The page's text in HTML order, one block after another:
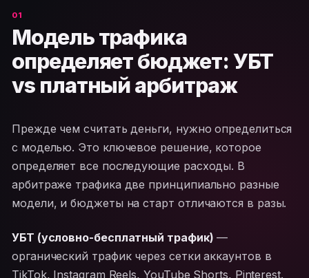
Модель трафика
определяет бюджет: УБТ
vs платный арбитраж
Прежде чем считать деньги, нужно определиться
с моделью. Это ключевое решение, которое
определяет все последующие расходы. В
арбитраже трафика две принципиально разные
модели, и бюджеты на старт отличаются в разы.
УБТ (условно-бесплатный трафик) —
органический трафик через сетки аккаунтов в
TikTok, Instagram Reels, YouTube Shorts, Pinterest.